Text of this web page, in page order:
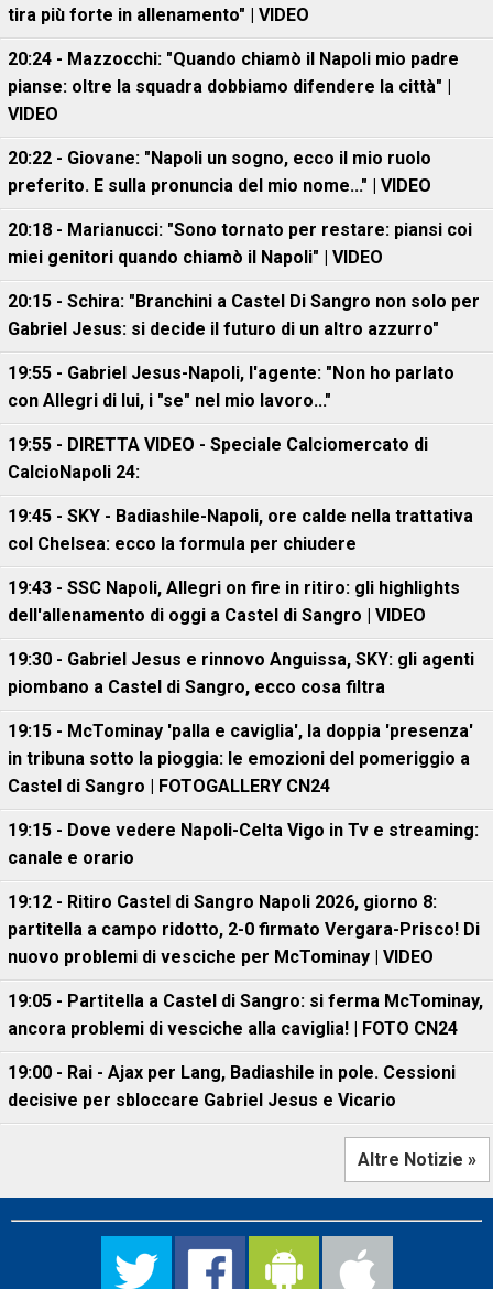
tira più forte in allenamento" | VIDEO
20:24 - Mazzocchi: "Quando chiamò il Napoli mio padre
pianse: oltre la squadra dobbiamo difendere la città" |
VIDEO
20:22 - Giovane: "Napoli un sogno, ecco il mio ruolo
preferito. E sulla pronuncia del mio nome..." | VIDEO
20:18 - Marianucci: "Sono tornato per restare: piansi coi
miei genitori quando chiamò il Napoli" | VIDEO
20:15 - Schira: "Branchini a Castel Di Sangro non solo per
Gabriel Jesus: si decide il futuro di un altro azzurro"
19:55 - Gabriel Jesus-Napoli, l'agente: "Non ho parlato
con Allegri di lui, i "se" nel mio lavoro..."
19:55 - DIRETTA VIDEO - Speciale Calciomercato di
CalcioNapoli 24:
19:45 - SKY - Badiashile-Napoli, ore calde nella trattativa
col Chelsea: ecco la formula per chiudere
19:43 - SSC Napoli, Allegri on fire in ritiro: gli highlights
dell'allenamento di oggi a Castel di Sangro | VIDEO
19:30 - Gabriel Jesus e rinnovo Anguissa, SKY: gli agenti
piombano a Castel di Sangro, ecco cosa filtra
19:15 - McTominay 'palla e caviglia', la doppia 'presenza'
in tribuna sotto la pioggia: le emozioni del pomeriggio a
Castel di Sangro | FOTOGALLERY CN24
19:15 - Dove vedere Napoli-Celta Vigo in Tv e streaming:
canale e orario
19:12 - Ritiro Castel di Sangro Napoli 2026, giorno 8:
partitella a campo ridotto, 2-0 firmato Vergara-Prisco! Di
nuovo problemi di vesciche per McTominay | VIDEO
19:05 - Partitella a Castel di Sangro: si ferma McTominay,
ancora problemi di vesciche alla caviglia! | FOTO CN24
19:00 - Rai - Ajax per Lang, Badiashile in pole. Cessioni
decisive per sbloccare Gabriel Jesus e Vicario
Altre Notizie »